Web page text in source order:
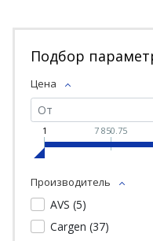
Подбор
Цена
1 7 850.75
Производитель
AVS (5)
Cargen (37)